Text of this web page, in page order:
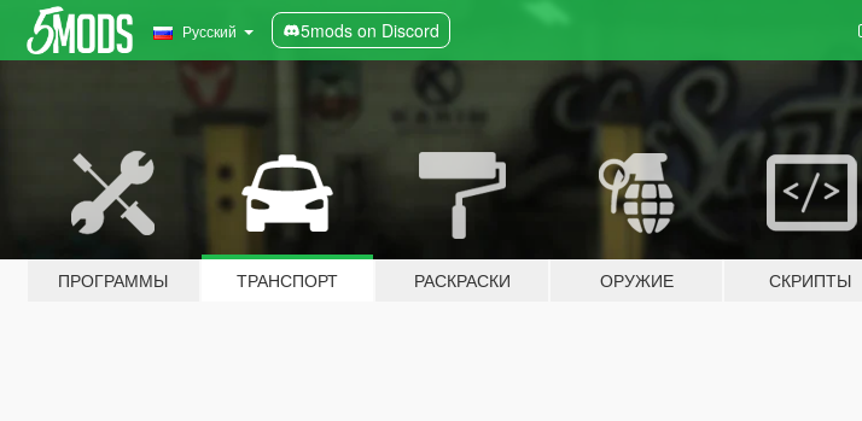
Русский 5mods on Discord
ПРОГРАММЫ ТРАНСПОРТ РАСКРАСКИ ОРУЖИЕ СКРИПТЫ